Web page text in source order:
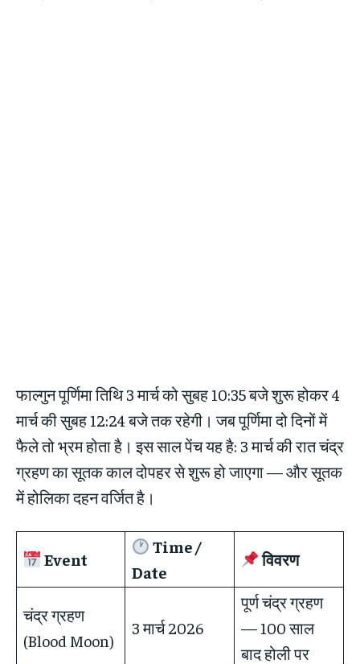
फाल्गुन पूर्णिमा तिथि 3 मार्च को सुबह 10:35 बजे शुरू होकर 4
मार्च की सुबह 12:24 बजे तक रहेगी। जब पूर्णिमा दो दिनों में
फैले तो भ्रम होता है। इस साल पेंच यह है: 3 मार्च की रात चंद्र
ग्रहण का सूतक काल दोपहर से शुरू हो जाएगा — और सूतक
में होलिका दहन वर्जित है।
Event
Time /
Date
विवरण
चंद्र ग्रहण
(Blood Moon)
3 मार्च 2026
पूर्ण चंद्र ग्रहण
— 100 साल
बाद होली पर